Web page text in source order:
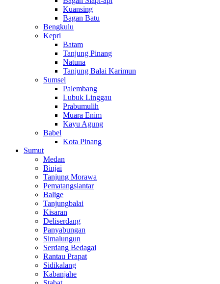
Kuansing
Bagan Batu
Bengkulu
Kepri
Batam
Tanjung Pinang
Natuna
Tanjung Balai Karimun
Sumsel
Palembang
Lubuk Linggau
Prabumulih
Muara Enim
Kayu Agung
Babel
Kota Pinang
Sumut
Medan
Binjai
Tanjung Morawa
Pematangsiantar
Balige
Tanjungbalai
Kisaran
Deliserdang
Panyabungan
Simalungun
Serdang Bedagai
Rantau Prapat
Sidikalang
Kabanjahe